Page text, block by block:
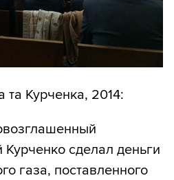
та Курченка, 2014:
сделал деньги
газа, поставленного